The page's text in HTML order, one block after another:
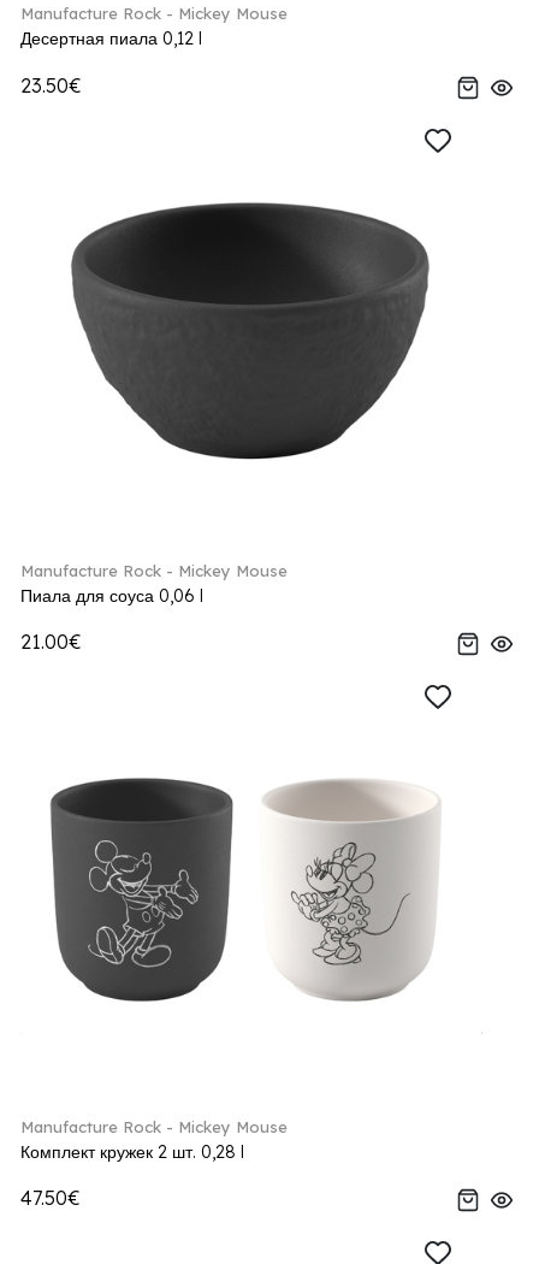
Manufacture Rock - Mickey Mouse
Десертная пиала 0,12 l
23.50€
Manufacture Rock - Mickey Mouse
Пиала для соуса 0,06 l
21.00€
Manufacture Rock - Mickey Mouse
Комплект кружек 2 шт. 0,28 l
47.50€